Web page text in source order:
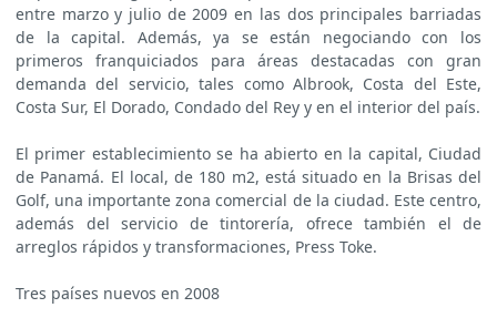
entre marzo y julio de 2009 en las dos principales barriadas
de la capital. Además, ya se están negociando con los
primeros franquiciados para áreas destacadas con gran
demanda del servicio, tales como Albrook, Costa del Este,
Costa Sur, El Dorado, Condado del Rey y en el interior del país.
El primer establecimiento se ha abierto en la capital, Ciudad
de Panamá. El local, de 180 m2, está situado en la Brisas del
Golf, una importante zona comercial de la ciudad. Este centro,
además del servicio de tintorería, ofrece también el de
arreglos rápidos y transformaciones, Press Toke.
Tres países nuevos en 2008